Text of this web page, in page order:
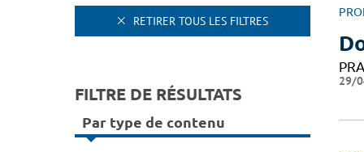
29/
RETIRER TOUS LES FILTRES
FILTRE DE RÉSULTATS
Par type de contenu